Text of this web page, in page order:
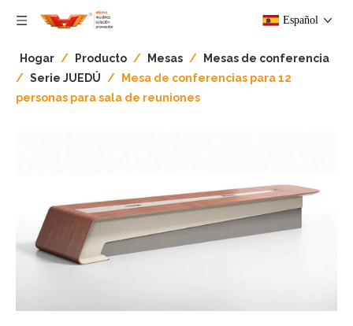
Español
Hogar / Producto / Mesas /
Mesas de conferencia
/ Serie JUEDÚ /
Mesa de conferencias para 12
personas para sala de reuniones